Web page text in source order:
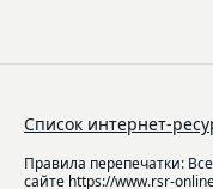
Список интернет-
Правила перепечатки:
сайте https://www.rsr-